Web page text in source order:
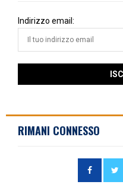
Indirizzo email:
RIMANI CONNESSO